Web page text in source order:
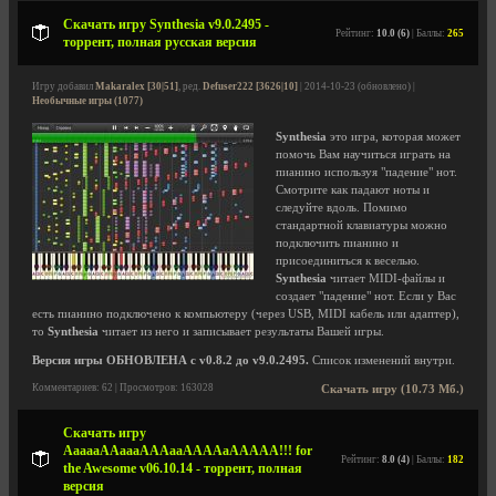
Скачать игру Synthesia v9.0.2495 -
торрент, полная русская версия
Рейтинг: 10.0 (6) | Баллы: 265
Игру добавил Makaralex [30|51], ред. Defuser222 [3626|10] | 2014-10-23 (обновлено) |
Необычные игры (1077)
Synthesia это игра, которая может
помочь Вам научиться играть на
пианино используя "падение" нот.
Смотрите как падают ноты и
следуйте вдоль. Помимо
стандартной клавиатуры можно
подключить пианино и
присоединиться к веселью.
Synthesia читает MIDI-файлы и
создает "падение" нот. Если у Вас
есть пианино подключено к компьютеру (через USB, MIDI кабель или адаптер),
то Synthesia читает из него и записывает результаты Вашей игры.
Версия игры ОБНОВЛЕНА с v0.8.2 до v9.0.2495. Список изменений внутри.
Скачать игру (10.73 Мб.)
Комментариев: 62 | Просмотров: 163028
Скачать игру
AaaaaAAaaaAAAaaAAAAaAAAAA!!! for
the Awesome v06.10.14 - торрент, полная
версия
Рейтинг: 8.0 (4) | Баллы: 182